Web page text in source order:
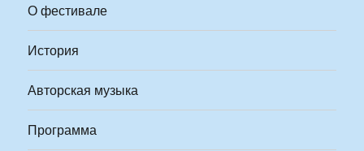
О фестивале
История
Авторская музыка
Программа